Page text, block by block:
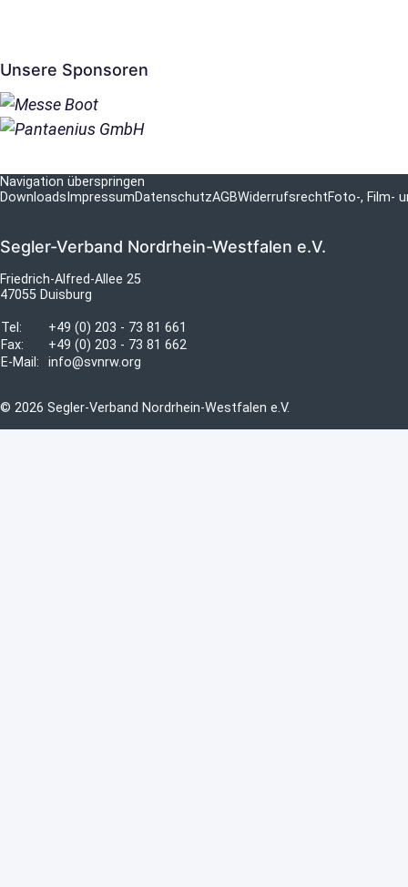
Unsere Sponsoren
Navigation überspringen
Downloads ImpressumDatenschutzAGBWiderrufsrechtFoto-, Film-
Segler-Verband Nordrhein-Westfalen e.V.
Friedrich-Alfred-Allee 25
47055 Duisburg
Tel:
+49 (0) 203 - 73 81 661
Fax:
+49 (0) 203 - 73 81 662
E-Mail:
info@svnrw.org
© 2026 Segler-Verband Nordrhein-Westfalen e.V.